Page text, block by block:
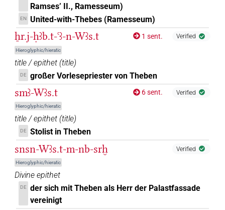
Ramses’ II., Ramesseum)
EN United-with-Thebes (Ramesseum)
ẖr.j-ḥꜣb.t-ꜥꜣ-n-Wꜣs.t
Hieroglyphic/hieratic
1 sent. Verified
title / epithet (title)
DE großer Vorlesepriester von Theben
smꜣ-Wꜣs.t
Hieroglyphic/hieratic
6 sent. Verified
title / epithet (title)
DE Stolist in Theben
snsn-Wꜣs.t-m-nb-srḫ
Hieroglyphic/hieratic
Verified
Divine epithet
DE der sich mit Theben als Herr der Palastfassade
vereinigt